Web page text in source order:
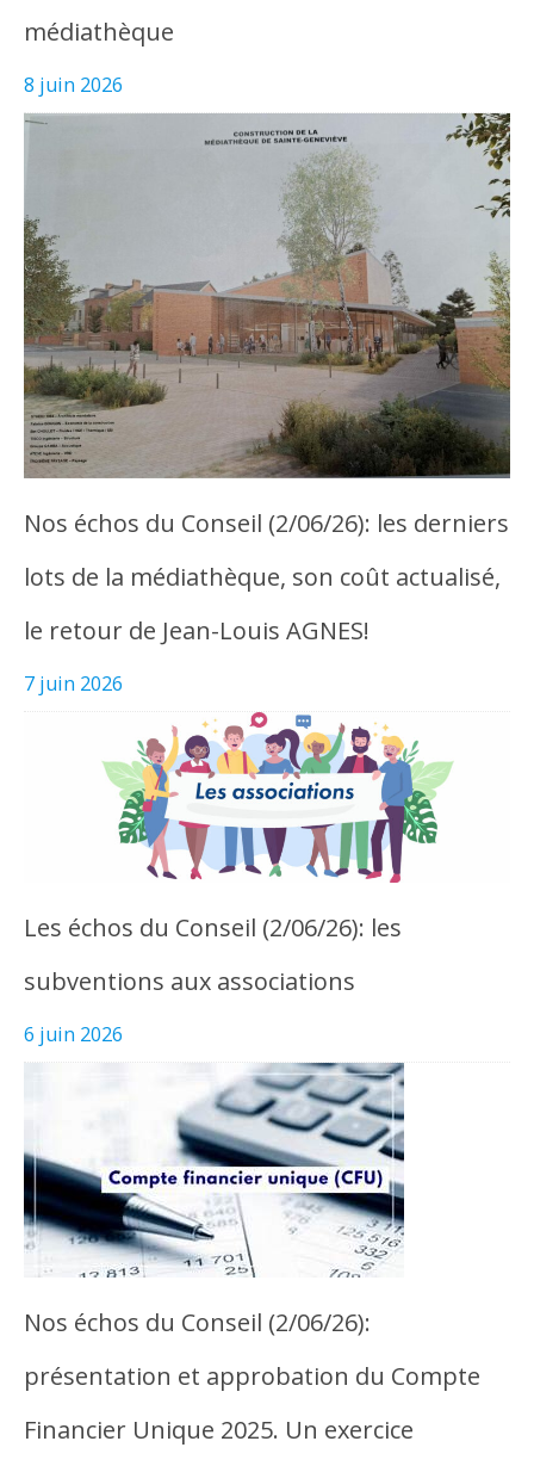
médiathèque
8 juin 2026
Nos échos du Conseil (2/06/26): les derniers
lots de la médiathèque, son coût actualisé,
le retour de Jean-Louis AGNES!
7 juin 2026
Les échos du Conseil (2/06/26): les
subventions aux associations
6 juin 2026
Nos échos du Conseil (2/06/26):
présentation et approbation du Compte
Financier Unique 2025. Un exercice